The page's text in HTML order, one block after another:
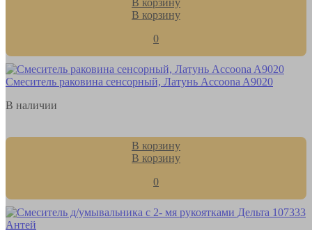
В корзину
0
Смеситель раковина сенсорный, Латунь Accoona A9020
В наличии
В корзину
В корзину
0